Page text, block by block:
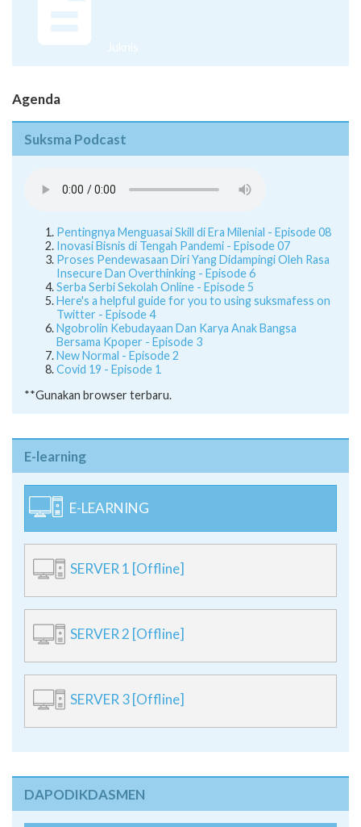
Juknis
Agenda
Suksma Podcast
Pentingnya Menguasai Skill di Era Milenial - Episode 08
Inovasi Bisnis di Tengah Pandemi - Episode 07
Proses Pendewasaan Diri Yang Didampingi Oleh Rasa
Insecure Dan Overthinking - Episode 6
Serba Serbi Sekolah Online - Episode 5
Here's a helpful guide for you to using suksmafess on
Twitter - Episode 4
Ngobrolin Kebudayaan Dan Karya Anak Bangsa
Bersama Kpoper - Episode 3
New Normal - Episode 2
Covid 19 - Episode 1
**Gunakan browser terbaru.
E-learning
E-LEARNING
SERVER 1 [Offline]
SERVER 2 [Offline]
SERVER 3 [Offline]
DAPODIKDASMEN